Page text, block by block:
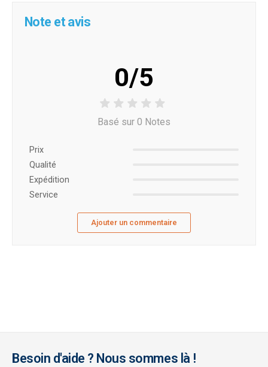
Note et avis
0/5
Basé sur 0 Notes
Prix ​​
Qualité
Expédition
Service
Ajouter un commentaire
Besoin d'aide ? Nous sommes là !